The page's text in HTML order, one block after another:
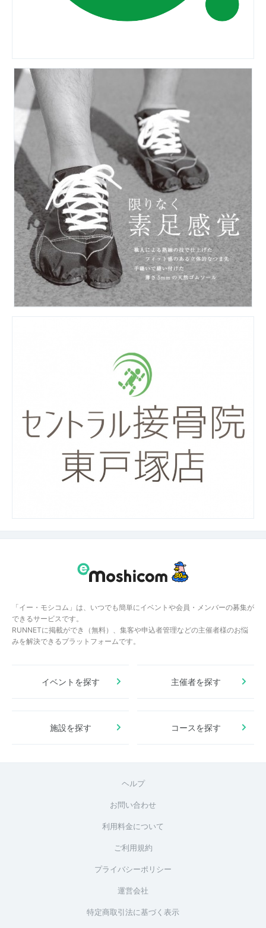
「イー・モシコム」は、いつでも簡単にイベントや会員・メンバーの募集が
できるサービスです。
RUNNETに掲載ができ（無料）、集客や申込者管理などの主催者様のお悩
みを解決できるプラットフォームです。
イベントを探す 主催者を探す
施設を探す コースを探す
ヘルプ
お問い合わせ
利用料金について
ご利用規約
プライバシーポリシー
運営会社
特定商取引法に基づく表示